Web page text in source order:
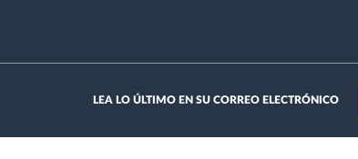
LEA LO ÚLTIMO EN SU CORREO ELECTRÓNICO